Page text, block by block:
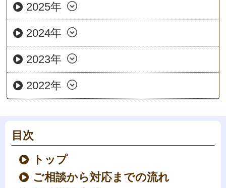
2025年
2024年
2023年
2022年
目次
トップ
ご相談から対応までの流れ